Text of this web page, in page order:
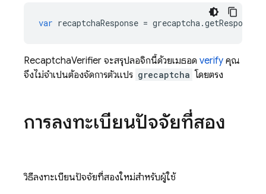
var recaptchaResponse = grecaptcha.getResponse
RecaptchaVerifier จะสรุปลอจิกนี้ด้วยเมธอด verify คุณ
จึงไม่จำเป็นต้องจัดการตัวแปร grecaptcha โดยตรง
การลงทะเบียนปัจจัยที่สอง
วิธีลงทะเบียนปัจจัยที่สองใหม่สำหรับผู้ใช้